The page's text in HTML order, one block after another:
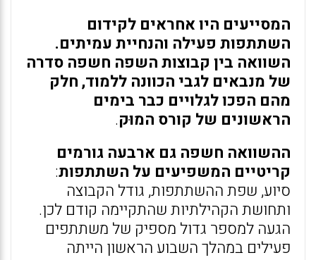
המסייעים היו אחראים לקידום
השתתפות פעילה והנחיית עמיתים.
השוואה בין קבוצות השפה חשפה סדרה
של מנבאים לגבי הכוונה ללמוד, חלק
מהם הפכו לגלויים כבר בימים
הראשונים של קורס המוּק.
ההשוואה חשפה גם ארבעה גורמים
קריטיים המשפיעים על השתתפות:
סיוע, שפת ההשתתפות, גודל הקבוצה
ותחושת הקהילתיות שהתקיימה קודם לכן.
הגעה למספר גדול מספיק של משתתפים
פעילים במהלך השבוע הראשון הייתה